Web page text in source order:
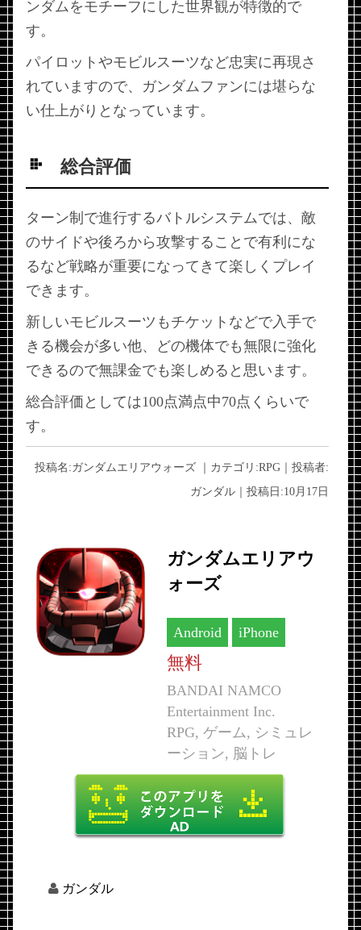
ンダムをモチーフにした世界観が特徴的で
す。
パイロットやモビルスーツなど忠実に再現さ
れていますので、ガンダムファンには堪らな
い仕上がりとなっています。
総合評価
ターン制で進行するバトルシステムでは、敵
のサイドや後ろから攻撃することで有利にな
るなど戦略が重要になってきて楽しくプレイ
できます。
新しいモビルスーツもチケットなどで入手で
きる機会が多い他、どの機体でも無限に強化
できるので無課金でも楽しめると思います。
総合評価としては100点満点中70点くらいで
す。
投稿名:ガンダムエリアウォーズ ｜カテゴリ:RPG｜投稿者:
ガンダル｜投稿日:10月17日
ガンダムエリアウ
ォーズ
Android iPhone
無料
BANDAI NAMCO
Entertainment Inc.
RPG, ゲーム, シミュレ
ーション, 脳トレ
ガンダル